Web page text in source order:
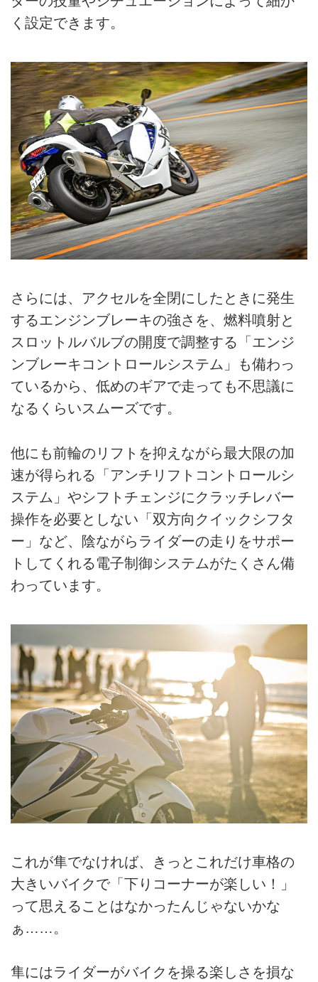
く設定できます。
さらには、アクセルを全閉にしたときに発生
するエンジンブレーキの強さを、燃料噴射と
スロットルバルブの開度で調整する「エンジ
ンブレーキコントロールシステム」も備わっ
ているから、低めのギアで走っても不思議に
なるくらいスムーズです。
他にも前輪のリフトを抑えながら最大限の加
速が得られる「アンチリフトコントロールシ
ステム」やシフトチェンジにクラッチレバー
操作を必要としない「双方向クイックシフタ
ー」など、陰ながらライダーの走りをサポー
トしてくれる電子制御システムがたくさん備
わっています。
これが隼でなければ、きっとこれだけ車格の
大きいバイクで「下りコーナーが楽しい！」
って思えることはなかったんじゃないかな
ぁ……。
隼にはライダーがバイクを操る楽しさを損な